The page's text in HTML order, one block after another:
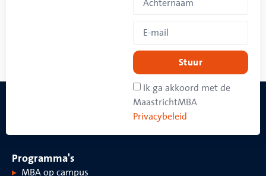
Ik ga akkoord met de
MaastrichtMBA
Privacybeleid
Stuur
Programma's
MBA op campus